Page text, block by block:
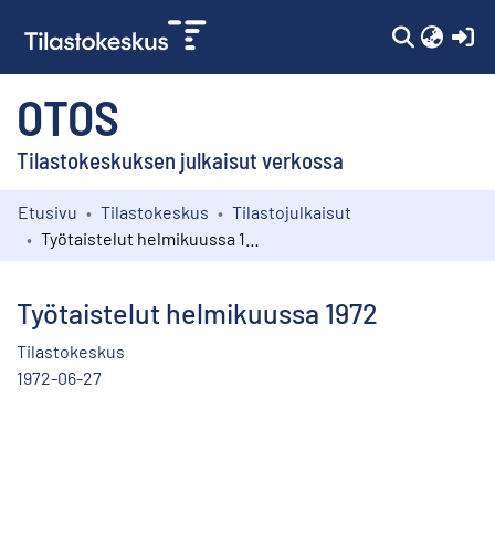
OTOS
Tilastokeskuksen julkaisut verkossa
Kokoelmat
Etusivu Tilastokeskus
Tilastojulkaisut
Työtaistelut helmikuussa 1972
Tilastokeskus
1972-06-27